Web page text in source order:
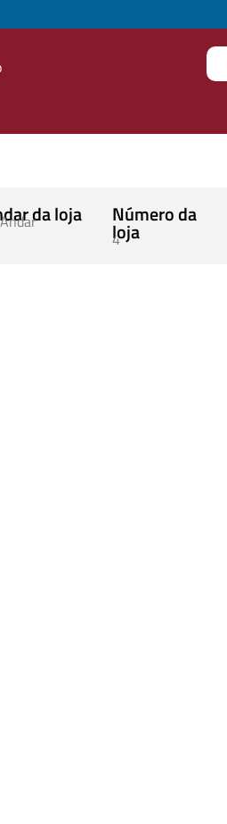
da loja Número da
loja
4